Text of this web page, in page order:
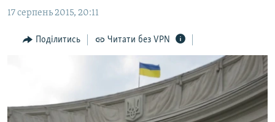
основної
навігації
Перейти
БЛОГИ
ПОГЛЯД
СПЕЦПРОЕКТИ
17 серпень 2015, 20:11
Поділитись Читати без VPN